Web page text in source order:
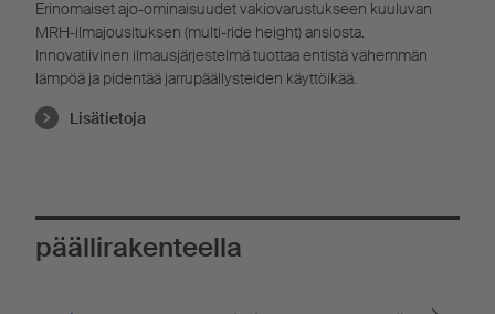
Erinomaiset ajo-ominaisuudet vakiovarustukseen kuuluvan
MRH-ilmajousituksen (multi-ride height) ansiosta.
Innovatiivinen ilmausjärjestelmä tuottaa entistä vähemmän
lämpöä ja pidentää jarrupäällysteiden käyttöikää.
Lisätietoja
päällirakenteella